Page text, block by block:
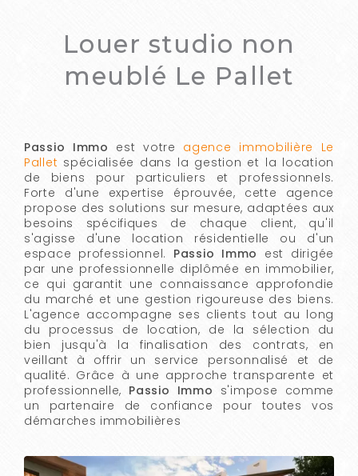
Louer studio non
meublé Le Pallet
Passio Immo est votre agence immobilière Le
Pallet spécialisée dans la gestion et la location
de biens pour particuliers et professionnels.
Forte d'une expertise éprouvée, cette agence
propose des solutions sur mesure, adaptées aux
besoins spécifiques de chaque client, qu'il
s'agisse d'une location résidentielle ou d'un
espace professionnel. Passio Immo est dirigée
par une professionnelle diplômée en immobilier,
ce qui garantit une connaissance approfondie
du marché et une gestion rigoureuse des biens.
L'agence accompagne ses clients tout au long
du processus de location, de la sélection du
bien jusqu'à la finalisation des contrats, en
veillant à offrir un service personnalisé et de
qualité. Grâce à une approche transparente et
professionnelle, Passio Immo s'impose comme
un partenaire de confiance pour toutes vos
démarches immobilières